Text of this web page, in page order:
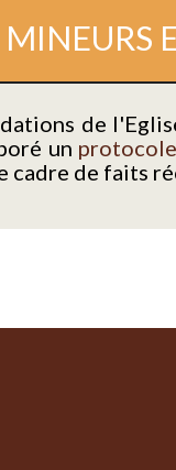
de
un protocole
cadre de faits